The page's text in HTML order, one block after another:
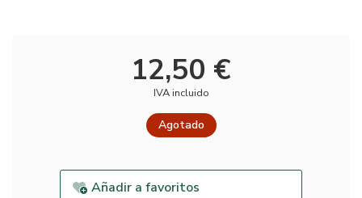
12,50 €
IVA incluido
Agotado
Añadir a favoritos